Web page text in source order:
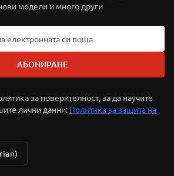
модели и много други
АБОНИРАНЕ
за поверителност, за да научите
лични данни: Политика за защита на